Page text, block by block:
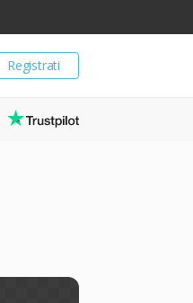
Registrati